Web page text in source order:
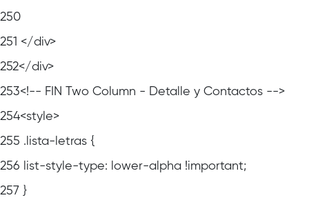
250
251 </div>
252</div>
253<!-- FIN Two Column - Detalle y Contactos -->
254<style>
255 .lista-letras {
256 list-style-type: lower-alpha !important;
257 }